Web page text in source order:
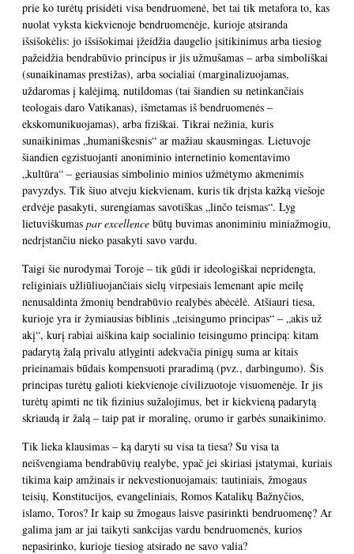
prie ko turėtų prisidėti visa bendruomenė, bet tai tik metafora to, kas
nuolat vyksta kiekvienoje bendruomenėje, kurioje atsiranda
išsišokėlis: jo išsišokimai įžeidžia daugelio įsitikinimus arba tiesiog
pažeidžia bendrabūvio principus ir jis užmušamas – arba simboliškai
(sunaikinamas prestižas), arba socialiai (marginalizuojamas,
uždaromas į kalėjimą, nutildomas (tai šiandien su netinkančiais
teologais daro Vatikanas), išmetamas iš bendruomenės –
ekskomunikuojamas), arba fiziškai. Tikrai nežinia, kuris
sunaikinimas „humaniškesnis“ ar mažiau skausmingas. Lietuvoje
šiandien egzistuojanti anoniminio internetinio komentavimo
„kultūra“ – geriausias simbolinio minios užmėtymo akmenimis
pavyzdys. Tik šiuo atveju kiekvienam, kuris tik drįsta kažką viešoje
erdvėje pasakyti, surengiamas savotiškas „linčo teismas“. Lyg
lietuviškumas par excellence būtų buvimas anoniminiu miniažmogiu,
nedrįstančiu nieko pasakyti savo vardu.
Taigi šie nurodymai Toroje – tik gūdi ir ideologiškai nepridengta,
religiniais užliūliuojančiais sielų virpesiais lemenant apie meilę
nenusaldinta žmonių bendrabūvio realybės abėcėlė. Atšiauri tiesa,
kurioje yra ir žymiausias biblinis „teisingumo principas“ – „akis už
akį“, kurį rabiai aiškina kaip socialinio teisingumo principą: kitam
padarytą žalą privalu atlyginti adekvačia pinigų suma ar kitais
prieinamais būdais kompensuoti praradimą (pvz., darbingumo). Šis
principas turėtų galioti kiekvienoje civilizuotoje visuomenėje. Ir jis
turėtų apimti ne tik fizinius sužalojimus, bet ir kiekvieną padarytą
skriaudą ir žalą – taip pat ir moralinę, orumo ir garbės sunaikinimo.
Tik lieka klausimas – ką daryti su visa ta tiesa? Su visa ta
neišvengiama bendrabūvių realybe, ypač jei skiriasi įstatymai, kuriais
tikima kaip amžinais ir nekvestionuojamais: tautiniais, žmogaus
teisių, Konstitucijos, evangeliniais, Romos Katalikų Bažnyčios,
islamo, Toros? Ir kaip su žmogaus laisve pasirinkti bendruomenę? Ar
galima jam ar jai taikyti sankcijas vardu bendruomenės, kurios
nepasirinko, kurioje tiesiog atsirado ne savo valia?